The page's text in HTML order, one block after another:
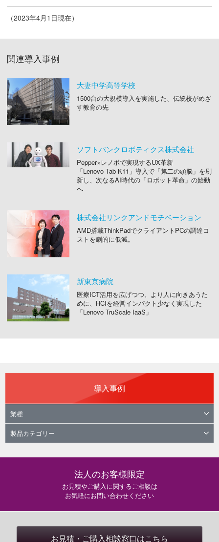
（2023年4月1日現在）
関連導入事例
大妻中学高等学校
1500台の大規模導入を実施した、伝統校がめざ
す教育の先
ソフトバンクロボティクス株式会社
Pepper×レノボで実現するUX革新
「Lenovo Tab K11」導入で「第二の頭脳」を刷
新し、次なるAI時代の「ロボット革命」の始動
へ
株式会社リンクアンドモチベーション
AMD搭載ThinkPadでクライアントPCの調達コ
ストを劇的に低減。
新東京病院
医療ICT活用を広げつつ、より人に向きあうた
めに、HCIを経営インパクト少なく実現した
「Lenovo TruScale IaaS」
導入事例
業種
製品カテゴリー
法人のお客様限定
お見積やご購入に関するご相談は
お気軽にお問い合わせください
お見積・ご購入相談窓口はこちら